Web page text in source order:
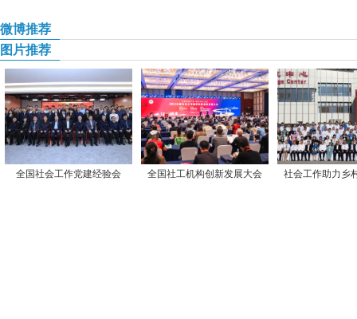
微博推荐
图片推荐
全国社会工作党建经验会 全国社工机构创新发展大会 社会工作助力乡